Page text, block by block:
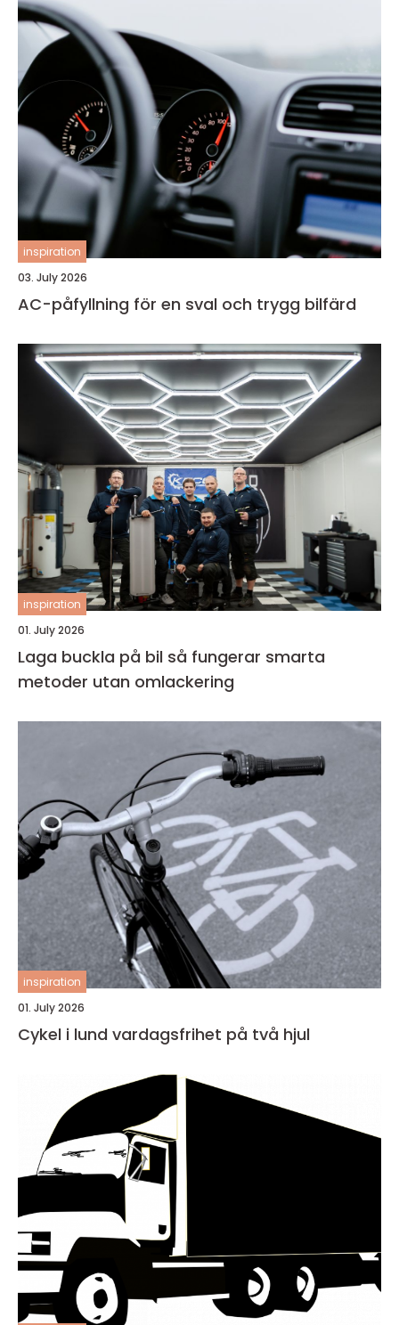
inspiration
03. July 2026
AC-påfyllning för en sval och trygg bilfärd
inspiration
01. July 2026
Laga buckla på bil så fungerar smarta
metoder utan omlackering
inspiration
01. July 2026
Cykel i lund vardagsfrihet på två hjul